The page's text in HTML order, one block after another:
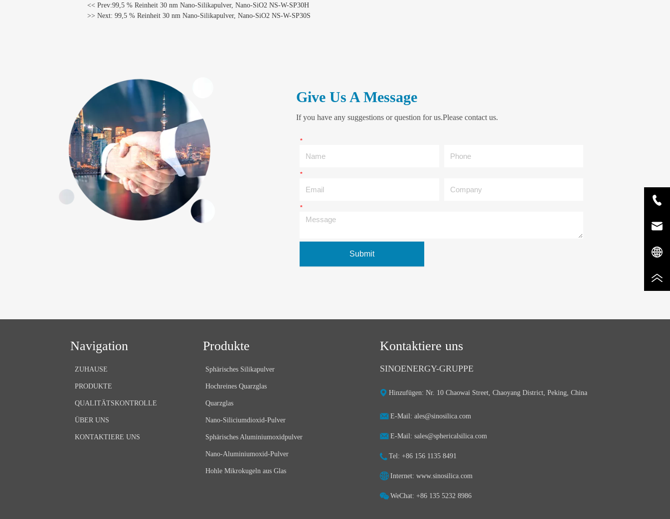
<< Prev:99,5 % Reinheit 30 nm Nano-Silikapulver, Nano-SiO2 NS-W-SP30H
>> Next:99,5 % Reinheit 30 nm Nano-Silikapulver, Nano-SiO2 NS-W-SP30S
Give Us A Message
If you have any suggestions or question for us.Please contact us.
*Name
*Email
*Message
Submit
Navigation
ZUHAUSE
PRODUKTE
QUALITÄTSKONTROLLE
ÜBER UNS
KONTAKTIERE UNS
Produkte
Sphärisches Silikapulver
Hochreines Quarzglas
Quarzglas
Nano-Siliciumdioxid-Pulver
Sphärisches Aluminiumoxidpulver
Nano-Aluminiumoxid-Pulver
Hohle Mikrokugeln aus Glas
Kontaktiere uns
SINOENERGY-GRUPPE
Hinzufügen: Nr. 10 Chaowai Street, Chaoyang District, Peking, China
E-Mail: ales@sinosilica.com
E-Mail: sales@sphericalsilica.com
Tel: +86 156 1135 8491
Internet: www.sinosilica.com
WeChat: +86 135 5232 8986